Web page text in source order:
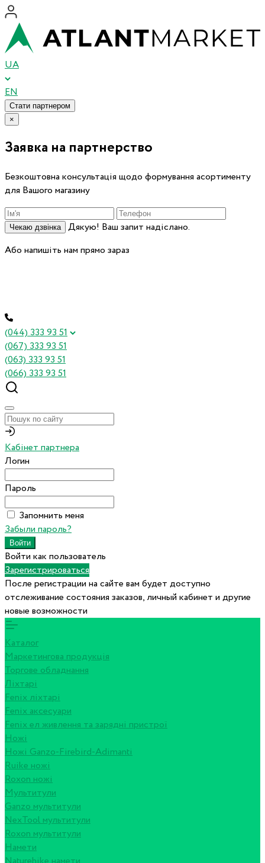
UA
EN
Стати партнером
×
Заявка на партнерство
Безкоштовна консультація щодо формування асортименту
для Вашого магазину
Чекаю дзвінка
Дякую! Ваш запит надіслано.
Або напишіть нам прямо зараз
(044) 333 93 51
(067) 333 93 51
(063) 333 93 51
(066) 333 93 51
Кабінет партнера
Логин
Пароль
Запомнить меня
Забыли пароль?
Войти как пользователь
Зарегистрироваться
После регистрации на сайте вам будет доступно
отслеживание состояния заказов, личный кабинет и другие
новые возможности
Каталог
Маркетингова продукція
Торгове обладнання
Ліхтарі
Fenix ліхтарі
Fenix аксесуари
Fenix ел живлення та зарядні пристрої
Ножі
Ножі Ganzo-Firebird-Adimanti
Ruike ножі
Roxon ножi
Мультитули
Ganzo мультитули
NexTool мультитули
Roxon мультитули
Намети